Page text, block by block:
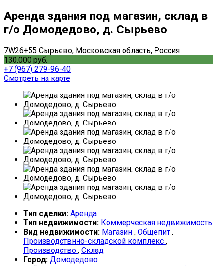
Аренда здания под магазин, склад в
г/о Домодедово, д. Сырьево
7W26+55 Сырьево, Московская область, Россия
130.000 руб.
+7 (967) 279-96-40
Смотреть на карте
Тип сделки: Аренда
Тип недвижимости: Коммерческая недвижимость
Вид недвижимости: Магазин , Общепит ,
Производствнно-складской комплекс ,
Производство , Склад
Город: Домодедово